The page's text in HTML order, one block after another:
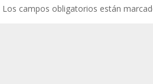
Los campos obligatorios están